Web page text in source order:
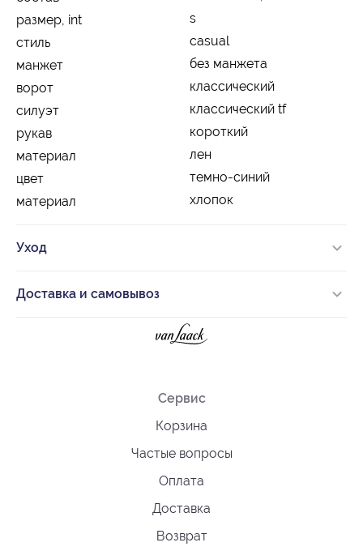
размер, int
s
стиль
casual
манжет
без манжета
ворот
классический
силуэт
классический tf
рукав
короткий
материал
лен
цвет
темно-синий
материал
хлопок
Уход
Доставка и самовывоз
Сервис
Корзина
Частые вопросы
Оплата
Доставка
Возврат